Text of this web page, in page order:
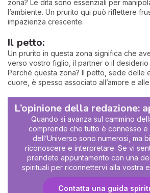
zona? Le dita sono essenziali per
l’ambiente. Un prurito qui può riflettere
impazienza crescente.
Il petto:
Un prurito in questa zona significa che
verso vostro figlio, il partner o il desiderio
Perché questa zona? Il petto, sede delle
cuore, è spesso associato all’amore e
L’opinione della redazione:
Quando si avanza sul cammino
comprende che tutto è connesso e
dell’Universo sono numerosi, ma
riconoscere e interpretare. Se vi
prendete appuntamento con una
spirituali per riconnettervi alla vostra
Contatta una guida